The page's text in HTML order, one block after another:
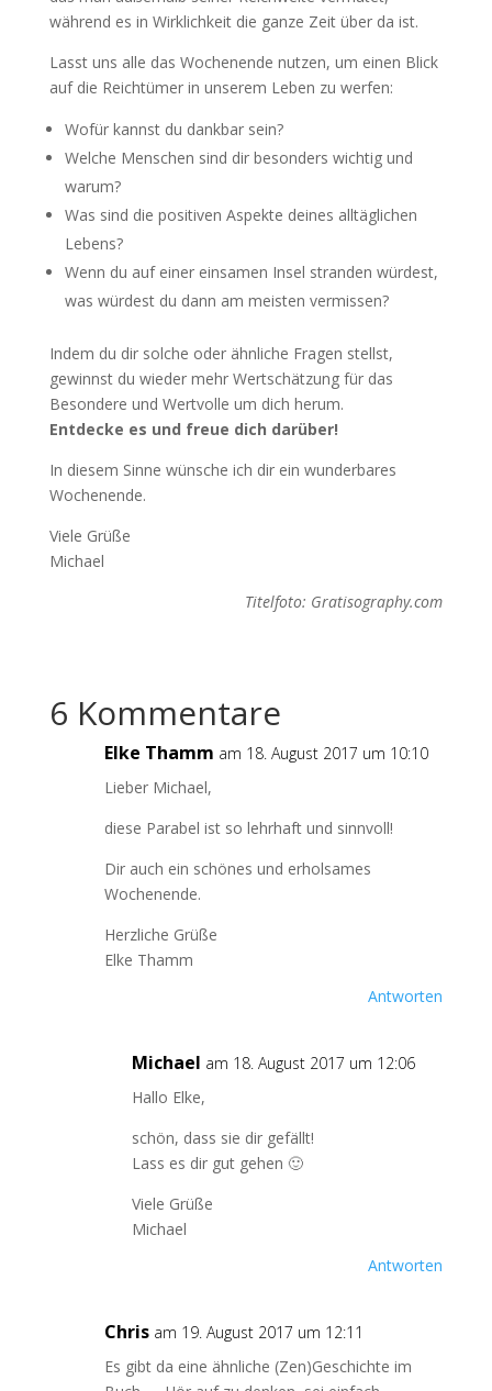
während es in Wirklichkeit die ganze Zeit über da ist.
Lasst uns alle das Wochenende nutzen, um einen Blick
auf die Reichtümer in unserem Leben zu werfen:
Wofür kannst du dankbar sein?
Welche Menschen sind dir besonders wichtig und
warum?
Was sind die positiven Aspekte deines alltäglichen
Lebens?
Wenn du auf einer einsamen Insel stranden würdest,
was würdest du dann am meisten vermissen?
Indem du dir solche oder ähnliche Fragen stellst,
gewinnst du wieder mehr Wertschätzung für das
Besondere und Wertvolle um dich herum.
Entdecke es und freue dich darüber!
In diesem Sinne wünsche ich dir ein wunderbares
Wochenende.
Viele Grüße
Michael
Titelfoto: Gratisography.com
6 Kommentare
Elke Thamm am 18. August 2017 um 10:10
Lieber Michael,
diese Parabel ist so lehrhaft und sinnvoll!
Dir auch ein schönes und erholsames
Wochenende.
Herzliche Grüße
Elke Thamm
Antworten
Michael am 18. August 2017 um 12:06
Hallo Elke,
schön, dass sie dir gefällt!
Lass es dir gut gehen 🙂
Viele Grüße
Michael
Antworten
Chris am 19. August 2017 um 12:11
Es gibt da eine ähnliche (Zen)Geschichte im